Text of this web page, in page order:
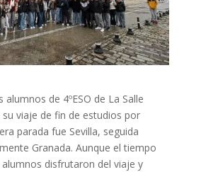
alumnos de 4ºESO de La Salle
viaje de fin de estudios por
parada fue Sevilla, seguida
Granada. Aunque el tiempo
disfrutaron del viaje y